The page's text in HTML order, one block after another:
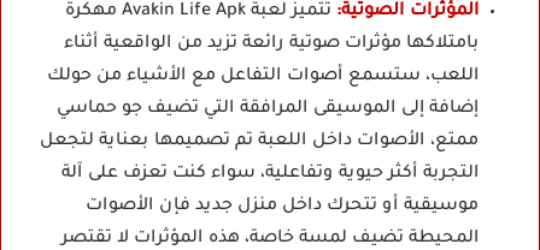
المؤثرات الصوتية:
تتميز لعبة Avakin Life Apk مهكرة
بامتلاكها مؤثرات صوتية رائعة تزيد من الواقعية أثناء
اللعب، ستسمع أصوات التفاعل مع الأشياء من حولك
إضافة إلى الموسيقى المرافقة التي تضيف جو حماسي
ممتع، الأصوات داخل اللعبة تم تصميمها بعناية لتجعل
التجربة أكثر حيوية وتفاعلية، سواء كنت تعزف على آلة
موسيقية أو تتحرك داخل منزل جديد فإن الأصوات
المحيطة تضيف لمسة خاصة، هذه المؤثرات لا تقتصر